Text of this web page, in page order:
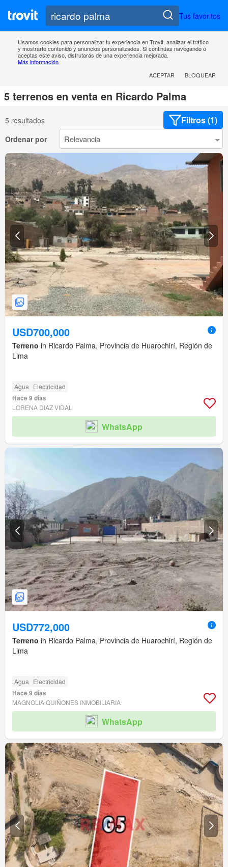
Tus favoritos
Usamos cookies para personalizar tu experiencia en Trovit, analizar el tráfico
y mostrarte contenido y anuncios personalizados. Si continúas navegando o
aceptas este aviso, disfrutarás de una experiencia mejorada.
Más información
ACEPTAR
BLOQUEAR
5 terrenos en venta en Ricardo Palma
5 resultados Filtros (1)
Ordenar por
USD700,000
Terreno in Ricardo Palma, Provincia de Huarochirí, Región de
Lima
Agua Electricidad
Hace 9 días
LORENA DIAZ VIDAL
WhatsApp
USD772,000
Terreno in Ricardo Palma, Provincia de Huarochirí, Región de
Lima
Agua Electricidad
Hace 9 días
MAGNOLIA QUIÑONES INMOBILIARIA
WhatsApp